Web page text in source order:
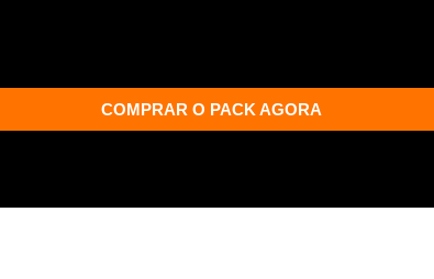
COMPRAR O PACK AGORA